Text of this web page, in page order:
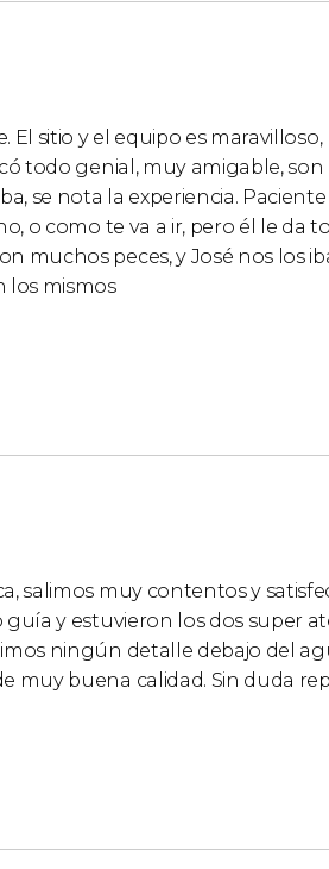
El sitio y el equipo es
todo genial, muy amigable, son
se nota la experiencia.
o como te va a ir, pero él le da
muchos peces, y José nos los
los mismos
salimos muy contentos y
y estuvieron los dos super
ningún detalle debajo del
muy buena calidad. Sin duda